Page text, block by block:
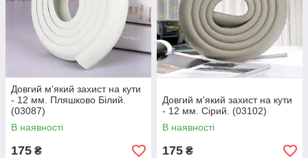
Довгий м'який захист на кути
- 12 мм. Пляшково Білий.
(03087)
В наявності
175 ₴
Довгий м'який захист на кути
- 12 мм. Сірий. (03102)
В наявності
175 ₴